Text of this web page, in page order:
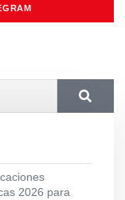
2026 para